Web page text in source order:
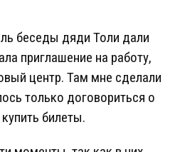
беседы дяди Толи дали
приглашение на работу,
центр. Там мне сделали
только договориться о
билеты.